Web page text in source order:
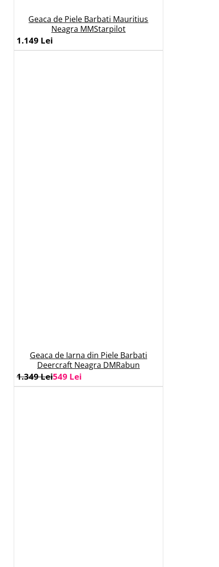
Geaca de Piele Barbati Mauritius
Neagra MMStarpilot
1.149 Lei
Geaca de Iarna din Piele Barbati
Deercraft Neagra DMRabun
549 Lei
1.349 Lei